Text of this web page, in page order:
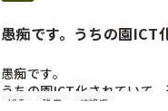
愚痴です。うちの園ICT
愚痴です。
うちの園ICT化されていて
ICT 残業 連絡帳